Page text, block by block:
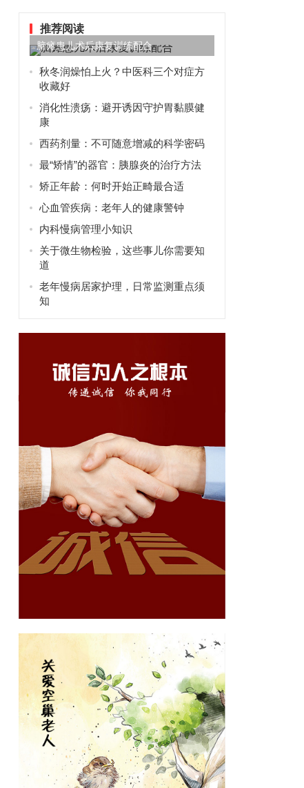
推荐阅读
脑瘫患儿术后康复训练配合
秋冬润燥怕上火？中医科三个对症方
收藏好
消化性溃疡：避开诱因守护胃黏膜健
康
西药剂量：不可随意增减的科学密码
最“矫情”的器官：胰腺炎的治疗方法
矫正年龄：何时开始正畸最合适
心血管疾病：老年人的健康警钟
内科慢病管理小知识
关于微生物检验，这些事儿你需要知
道
老年慢病居家护理，日常监测重点须
知